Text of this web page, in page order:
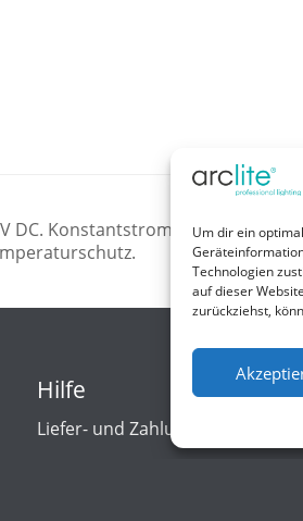
Um dir ein
Technologien
auf dieser
zurückziehst,
DC. Konstantstrom 1400mA.
Hilfe
Liefer- und